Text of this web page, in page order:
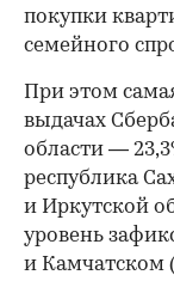
покупки
семейного
При этом
выдачах
области —
республика
и Иркутской
уровень
и Камчатском